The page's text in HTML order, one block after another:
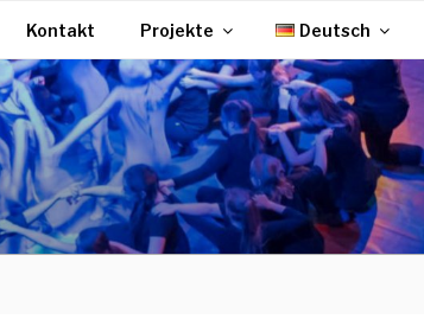
Kontakt Projekte Deutsch